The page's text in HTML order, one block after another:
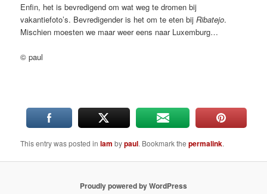
Enfin, het is bevredigend om wat weg te dromen bij
vakantiefoto’s. Bevredigender is het om te eten bijRibatejo.
Mischien moesten we maar weer eens naar Luxemburg…
© paul
This entry was posted inlam bypaul. Bookmark thepermalink.
Proudly powered by WordPress